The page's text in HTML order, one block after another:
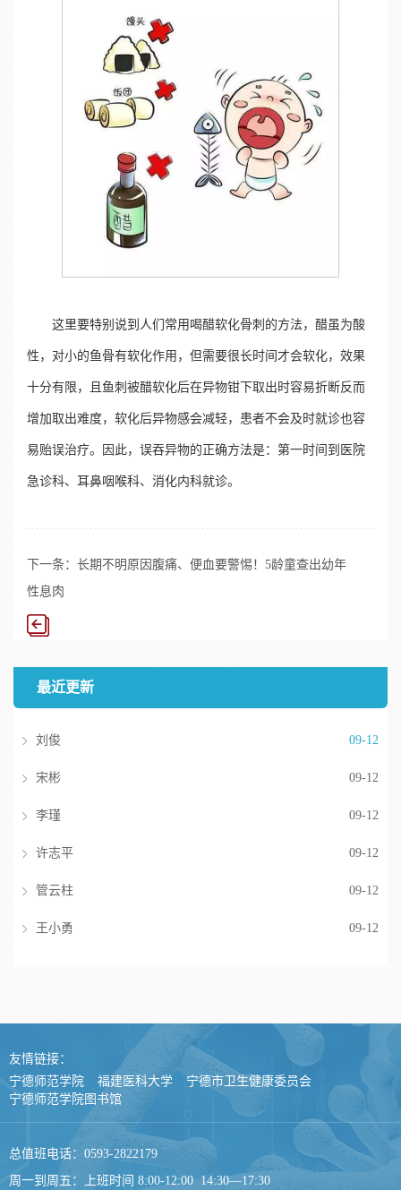
这里要特别说到人们常用喝醋软化骨刺的方法，醋虽为酸
性，对小的鱼骨有软化作用，但需要很长时间才会软化，效果
十分有限，且鱼刺被醋软化后在异物钳下取出时容易折断反而
增加取出难度，软化后异物感会减轻，患者不会及时就诊也容
易贻误治疗。因此，误吞异物的正确方法是：第一时间到医院
急诊科、耳鼻咽喉科、消化内科就诊。
下一条： 长期不明原因腹痛、便血要警惕！5龄童查出幼年
性息肉
最近更新
刘俊 09-12
宋彬 09-12
李瑾 09-12
许志平 09-12
管云柱 09-12
王小勇 09-12
友情链接：
宁德师范学院
福建医科大学
宁德市卫生健康委员会
宁德师范学院图书馆
总值班电话：0593-2822179
周一到周五：上班时间 8:00-12:00 14:30—17:30